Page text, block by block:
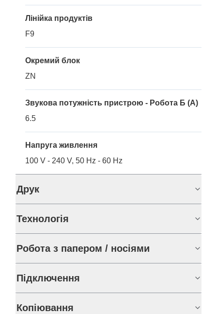
Лінійка продуктів
F9
Окремий блок
ZN
Звукова потужність пристрою - Робота Б (A)
6.5
Напруга живлення
100 V - 240 V, 50 Hz - 60 Hz
Друк
Технологія
Робота з папером / носіями
Підключення
Копіювання